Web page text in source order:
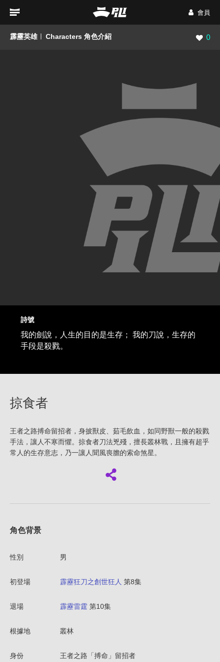
會員
霹靂英雄 Characters 角色介紹 瀏覽
0
詩號
我的劍說，人生的目的是生存； 我的刀說，生存的
手段是殺戮。
掠食者
王者之路搏命留招者，身披獸皮、茹毛飲血，如同野獸一般的殺戮
手法，讓人不寒而懼。掠食者刀法兇殘，擅長叢林戰，且擁有超乎
常人的生存意志，乃一讓人聞風喪膽的索命煞星。
角色背景
性別 男
初登場 霹靂狂刀之創世狂人 第8集
退場 霹靂雷霆 第10集
根據地 叢林
身份 王者之路「搏命」留招者